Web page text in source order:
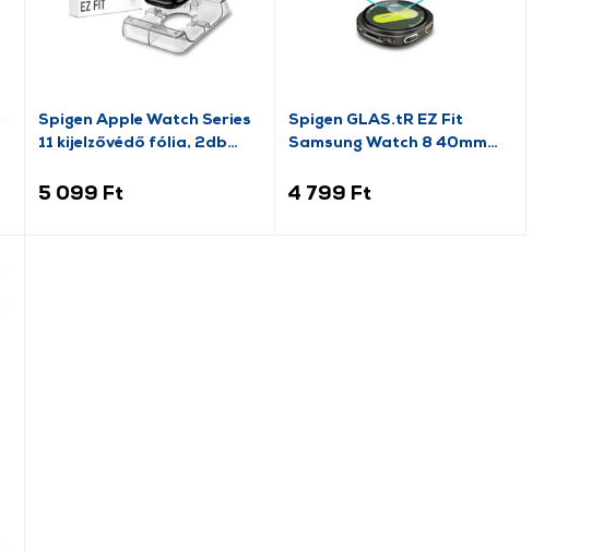
Spigen Apple Watch Series
11 kijelzővédő fólia, 2db
5 099 Ft
Spigen GLAS.tR EZ Fit
Samsung Watch 8 40mm
(AGL09874)
4 799 Ft